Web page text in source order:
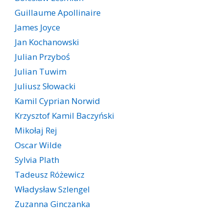
Guillaume Apollinaire
James Joyce
Jan Kochanowski
Julian Przyboś
Julian Tuwim
Juliusz Słowacki
Kamil Cyprian Norwid
Krzysztof Kamil Baczyński
Mikołaj Rej
Oscar Wilde
Sylvia Plath
Tadeusz Różewicz
Władysław Szlengel
Zuzanna Ginczanka